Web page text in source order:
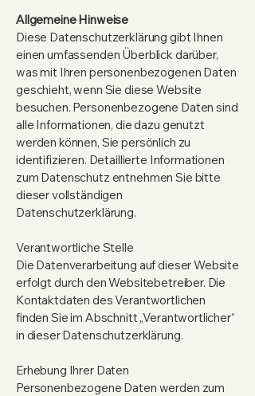
Allgemeine Hinweise
Diese Datenschutzerklärung gibt Ihnen
einen umfassenden Überblick darüber,
was mit Ihren personenbezogenen Daten
geschieht, wenn Sie diese Website
besuchen. Personenbezogene Daten sind
alle Informationen, die dazu genutzt
werden können, Sie persönlich zu
identifizieren. Detaillierte Informationen
zum Datenschutz entnehmen Sie bitte
dieser vollständigen
Datenschutzerklärung.
Verantwortliche Stelle
Die Datenverarbeitung auf dieser Website
erfolgt durch den Websitebetreiber. Die
Kontaktdaten des Verantwortlichen
finden Sie im Abschnitt „Verantwortlicher“
in dieser Datenschutzerklärung.
Erhebung Ihrer Daten
Personenbezogene Daten werden zum